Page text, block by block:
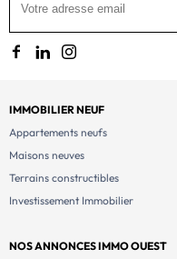
IMMOBILIER NEUF
Appartements neufs
Maisons neuves
Terrains constructibles
Investissement Immobilier
NOS ANNONCES IMMO OUEST